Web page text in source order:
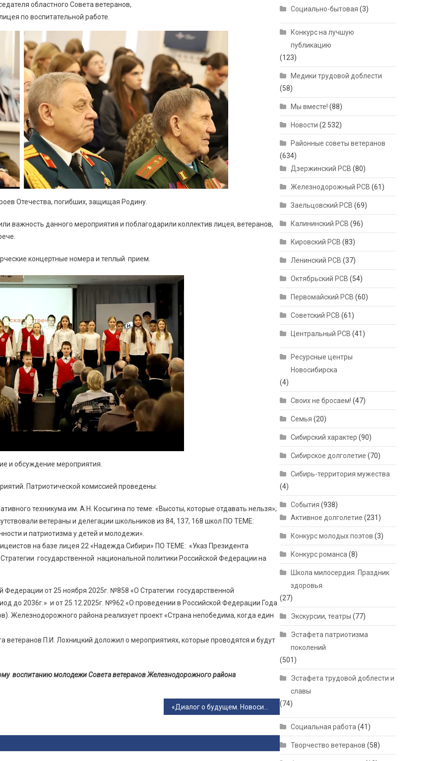
областного Совета ветеранов,
по воспитательной работе.
Отечества, погибших, защищая Родину.
важность данного мероприятия и поблагодарили коллектив лицея, ветеранов,
концертные номера и теплый прием.
и обсуждение мероприятия.
Патриотической комиссией проведены:
техникума им. А.Н. Косыгина по теме: «Высоты, которые отдавать нельзя»;
ветераны и делегации школьников из 84, 137, 168 школ ПО ТЕМЕ:
и патриотизма у детей и молодежи».
на базе лицея 22 «Надежда Сибири» ПО ТЕМЕ: «Указ Президента
государственной национальной политики Российской Федерации на
Федерации от 25 ноября 2025г. №858 «О Стратегии государственной
до 2036г.» и от 25.12.2025г. №962 «О проведении в Российской Федерации Года
Железнодорожного района реализует проект «Страна непобедима, когда един
ветеранов П.И. Лохницкий доложил о мероприятиях, которые проводятся и будут
воспитанию молодежи Совета ветерановЖелезнодорожного района
Социально-бытовая (3)
Конкурс на лучшую
публикацию
(123)
Медики трудовой доблести
(58)
Мы вместе! (88)
Новости (2 532)
Районные советы ветеранов
(634)
Дзержинский РСВ (80)
Железнодорожный РСВ (61)
Заельцовский РСВ (69)
Калининский РСВ (96)
Кировский РСВ (83)
Ленинский РСВ (37)
Октябрьский РСВ (54)
Первомайский РСВ (60)
Советский РСВ (61)
Центральный РСВ (41)
Ресурсные центры
Новосибирска
(4)
Своих не бросаем! (47)
Семья (20)
Сибирский характер (90)
Сибирское долголетие (70)
Сибирь-территория мужества
(4)
События (938)
Активное долголетие (231)
Конкурс молодых поэтов (3)
Конкурс романса (8)
Школа милосердия. Праздник
здоровья
(27)
Экскурсии, театры (77)
Эстафета патриотизма
поколений
(501)
Эстафета трудовой доблести и
славы
(74)
Социальная работа (41)
Творчество ветеранов (58)